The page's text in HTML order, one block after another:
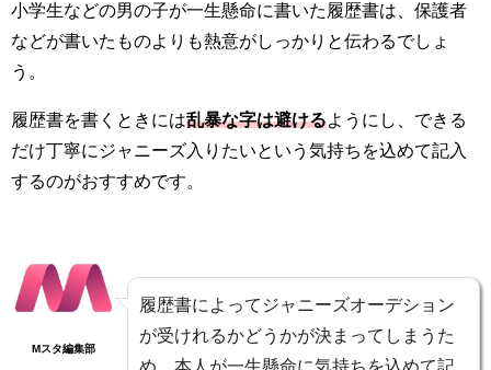
小学生などの男の子が一生懸命に書いた履歴書は、保護者
などが書いたものよりも熱意がしっかりと伝わるでしょ
う。
履歴書を書くときには乱暴な字は避けるようにし、できる
だけ丁寧にジャニーズ入りたいという気持ちを込めて記入
するのがおすすめです。
Mスタ編集部
履歴書によってジャニーズオーデション
が受けれるかどうかが決まってしまうた
め、本人が一生懸命に気持ちを込めて記